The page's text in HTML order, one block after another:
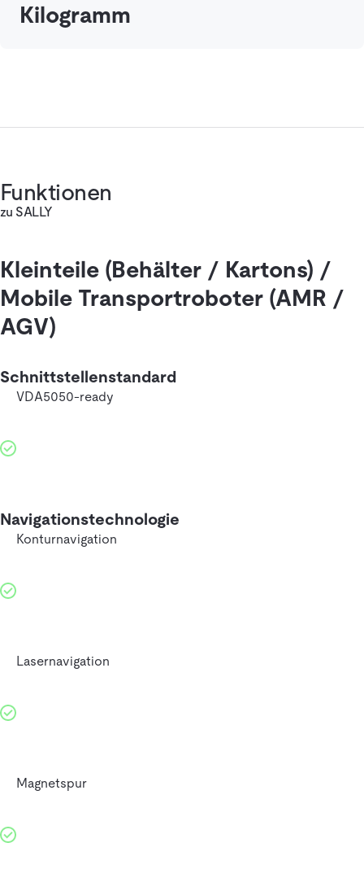
Kilogramm
Funktionen
zu SALLY
Kleinteile (Behälter / Kartons) /
Mobile Transportroboter (AMR /
AGV)
Schnittstellenstandard
VDA5050-ready
Navigationstechnologie
Konturnavigation
Lasernavigation
Magnetspur